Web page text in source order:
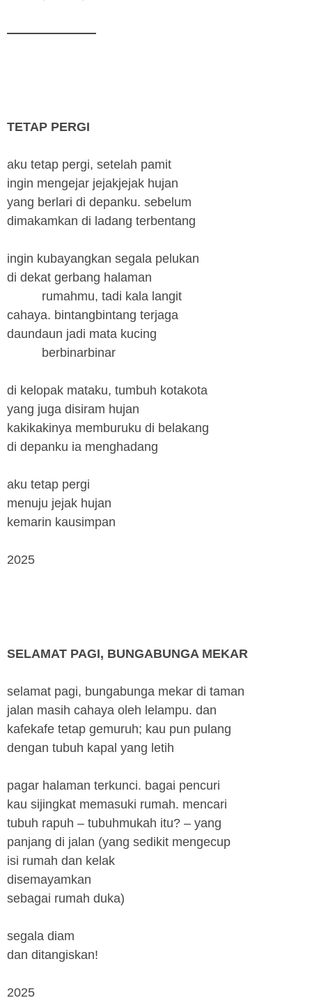
TETAP PERGI
aku tetap pergi, setelah pamit
ingin mengejar jejakjejak hujan
yang berlari di depanku. sebelum
dimakamkan di ladang terbentang
ingin kubayangkan segala pelukan
di dekat gerbang halaman
rumahmu, tadi kala langit
cahaya. bintangbintang terjaga
daundaun jadi mata kucing
berbinarbinar
di kelopak mataku, tumbuh kotakota
yang juga disiram hujan
kakikakinya memburuku di belakang
di depanku ia menghadang
aku tetap pergi
menuju jejak hujan
kemarin kausimpan
2025
SELAMAT PAGI, BUNGABUNGA MEKAR
selamat pagi, bungabunga mekar di taman
jalan masih cahaya oleh lelampu. dan
kafekafe tetap gemuruh; kau pun pulang
dengan tubuh kapal yang letih
pagar halaman terkunci. bagai pencuri
kau sijingkat memasuki rumah. mencari
tubuh rapuh – tubuhmukah itu? – yang
panjang di jalan (yang sedikit mengecup
isi rumah dan kelak
disemayamkan
sebagai rumah duka)
segala diam
dan ditangiskan!
2025